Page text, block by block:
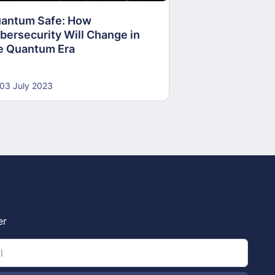
Safe: How
Will Change in
Quantum Era
03 July 2023